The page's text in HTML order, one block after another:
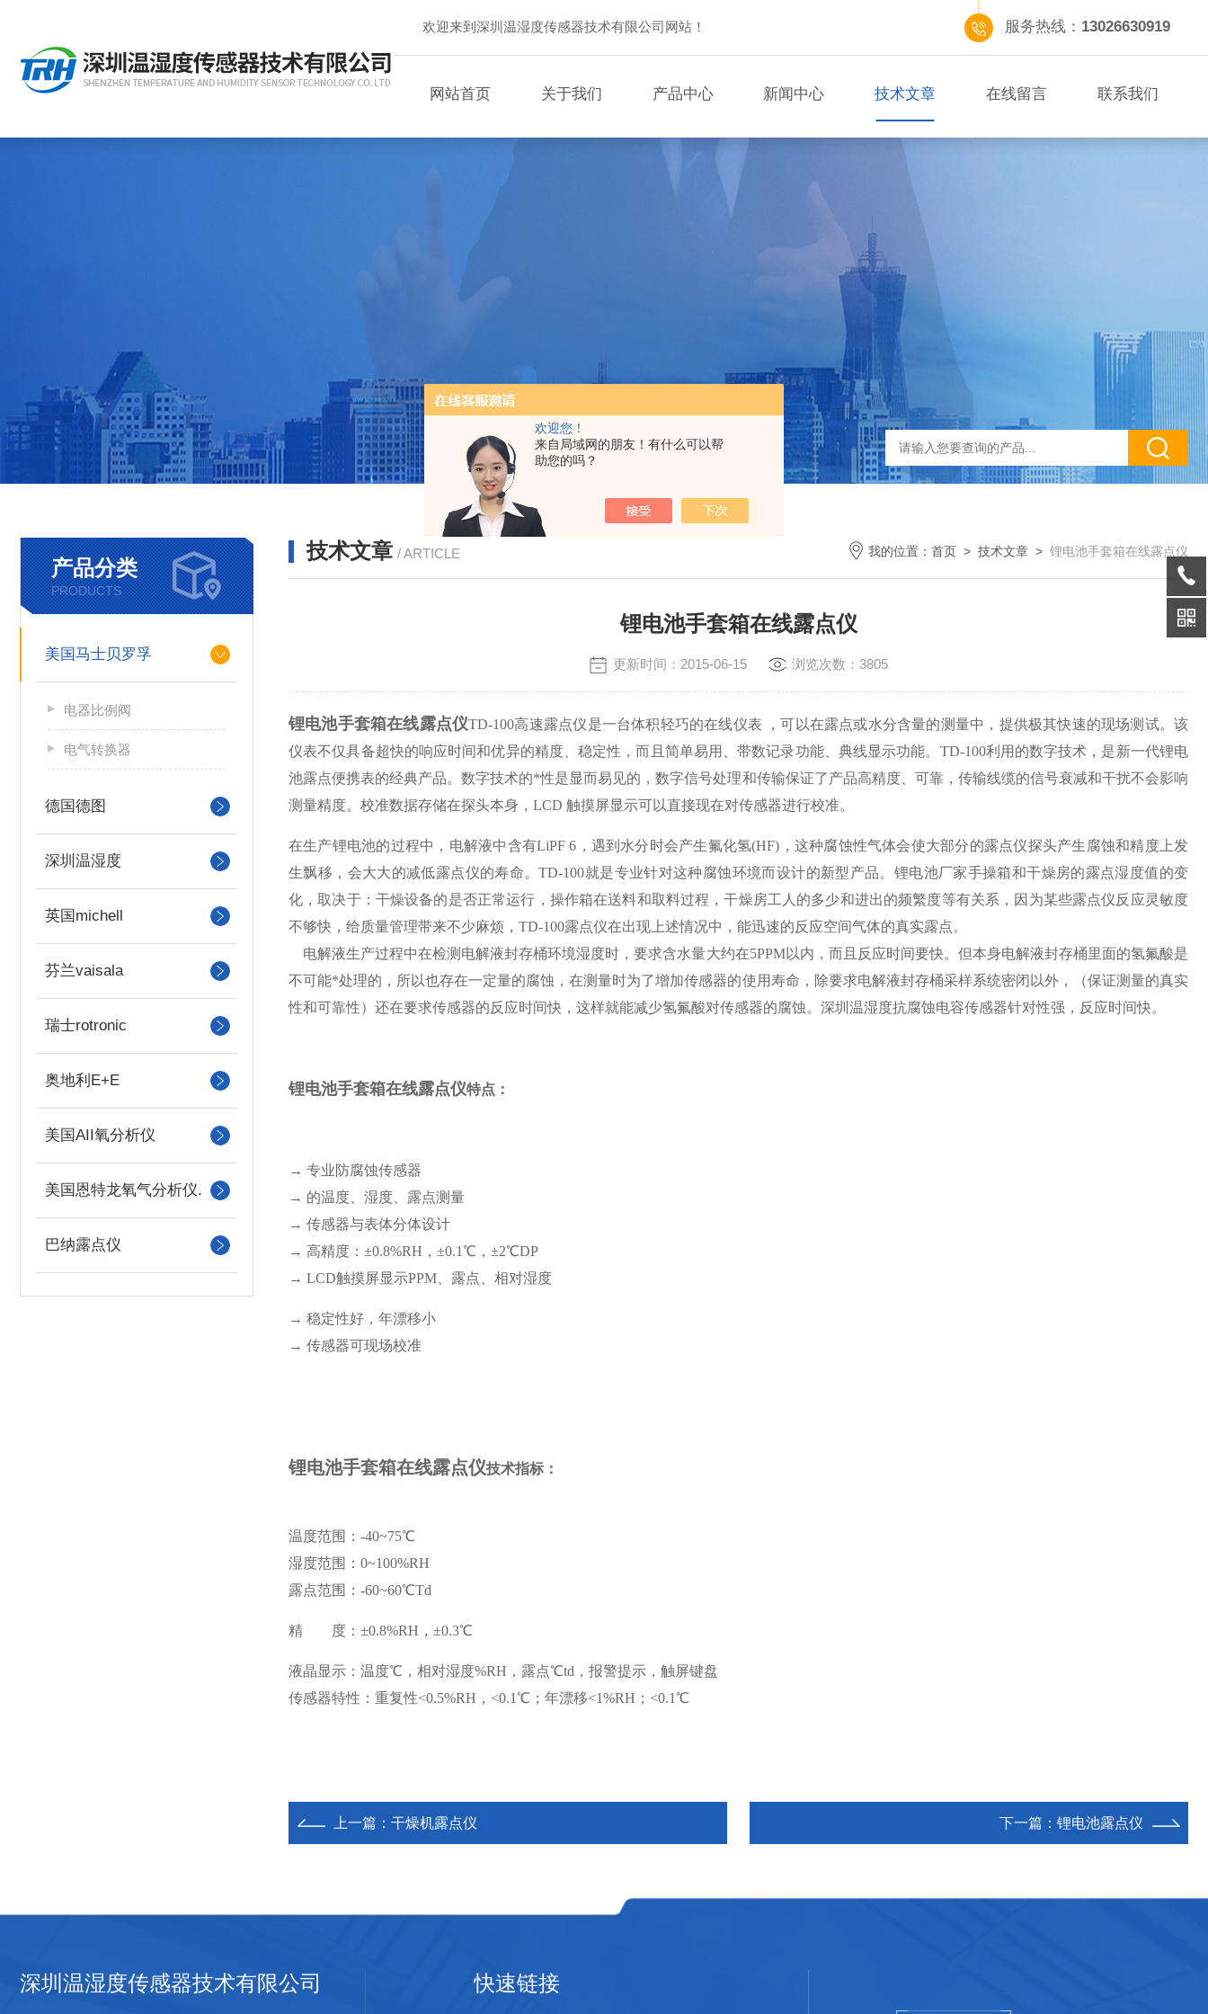
欢迎您！
来自局域网的朋友！有什么可以帮
助您的吗？
欢迎来到深圳温湿度传感器技术有限公司网站！ 服务热线： 13026630919
网站首页 关于我们 产品中心 新闻中心 技术文章 在线留言 联系我们
产品分类
PRODUCTS
美国马士贝罗孚
电器比例阀
电气转换器
德国德图
深圳温湿度
英国michell
芬兰vaisala
瑞士rotronic
奥地利E+E
美国AII氧分析仪
美国恩特龙氧气分析仪.
巴纳露点仪
技术文章 / ARTICLE 我的位置： 首页 > 技术文章 > 锂电池手套箱在线露点仪
锂电池手套箱在线露点仪
更新时间：2015-06-15 浏览次数：3805
锂电池手套箱在线露点仪TD-100高速露点仪是一台体积轻巧的在线仪表 ，可以在露点或水分含量的测量中，提供极其快速的现场测试。该
仪表不仅具备超快的响应时间和优异的精度、稳定性，而且简单易用、带数记录功能、典线显示功能。TD-100利用的数字技术，是新一代锂电
池露点便携表的经典产品。数字技术的*性是显而易见的，数字信号处理和传输保证了产品高精度、可靠，传输线缆的信号衰减和干扰不会影响
测量精度。校准数据存储在探头本身，LCD 触摸屏显示可以直接现在对传感器进行校准。
在生产锂电池的过程中，电解液中含有LiPF 6，遇到水分时会产生氟化氢(HF)，这种腐蚀性气体会使大部分的露点仪探头产生腐蚀和精度上发
生飘移，会大大的减低露点仪的寿命。TD-100就是专业针对这种腐蚀环境而设计的新型产品。锂电池厂家手操箱和干燥房的露点湿度值的变
化，取决于：干燥设备的是否正常运行，操作箱在送料和取料过程，干燥房工人的多少和进出的频繁度等有关系，因为某些露点仪反应灵敏度
不够快，给质量管理带来不少麻烦，TD-100露点仪在出现上述情况中，能迅速的反应空间气体的真实露点。
电解液生产过程中在检测电解液封存桶环境湿度时，要求含水量大约在5PPM以内，而且反应时间要快。但本身电解液封存桶里面的氢氟酸是
不可能*处理的，所以也存在一定量的腐蚀，在测量时为了增加传感器的使用寿命，除要求电解液封存桶采样系统密闭以外，（保证测量的真实
性和可靠性）还在要求传感器的反应时间快，这样就能减少氢氟酸对传感器的腐蚀。深圳温湿度抗腐蚀电容传感器针对性强，反应时间快。
锂电池手套箱在线露点仪特点：
→ 专业防腐蚀传感器
→ 的温度、湿度、露点测量
→ 传感器与表体分体设计
→ 高精度：±0.8%RH，±0.1℃，±2℃DP
→ LCD触摸屏显示PPM、露点、相对湿度
→ 稳定性好，年漂移小
→ 传感器可现场校准
锂电池手套箱在线露点仪技术指标：
温度范围：-40~75℃
湿度范围：0~100%RH
露点范围：-60~60℃Td
精 度：±0.8%RH，±0.3℃
液晶显示：温度℃，相对湿度%RH，露点℃td，报警提示，触屏键盘
传感器特性：重复性<0.5%RH，<0.1℃；年漂移<1%RH；<0.1℃
上一篇： 干燥机露点仪 下一篇： 锂电池露点仪
深圳温湿度传感器技术有限公司 快速链接